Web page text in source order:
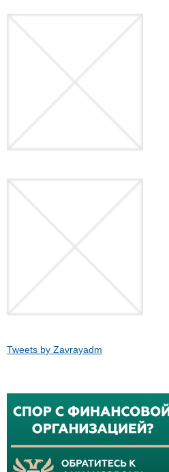
Tweets by Zavrayadm